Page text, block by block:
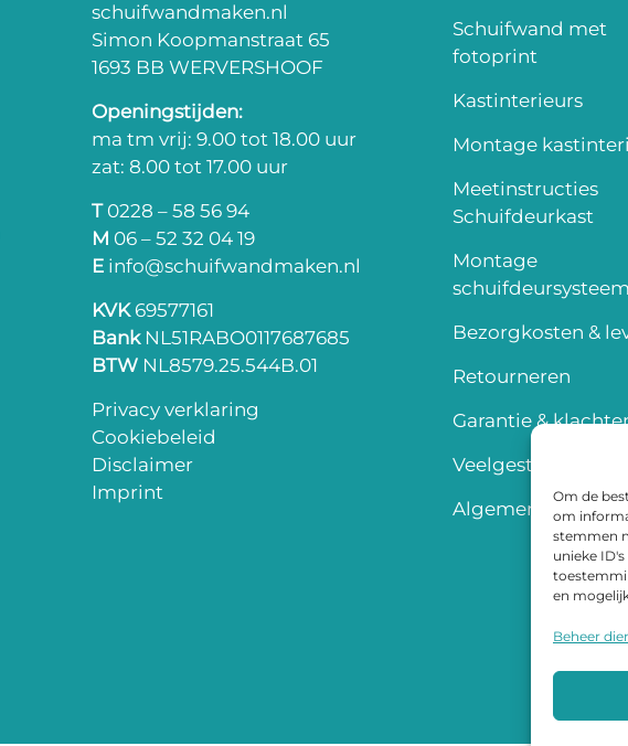
Om de
om
stemmen
unieke
en
Beheer
schuifwandmaken.nl
Simon Koopmanstraat 65
1693 BB WERVERSHOOF
Openingstijden:
ma tm vrij: 9.00 tot 18.00 uur
zat: 8.00 tot 17.00 uur
T0228 – 58 56 94
M 06 – 52 32 04 19
E info@schuifwandmaken.nl
KVK69577161
BankNL51RABO0117687685
BTW NL8579.25.544B.01
Privacy verklaring
Cookiebeleid
Disclaimer
Imprint
Schuifwand met
fotoprint
Kastinterieurs
Montage
Meetinstructies
Schuifdeurkast
Montage
Bezorgkosten &
Retourneren
Garantie &
Veelgestelde
Algemene